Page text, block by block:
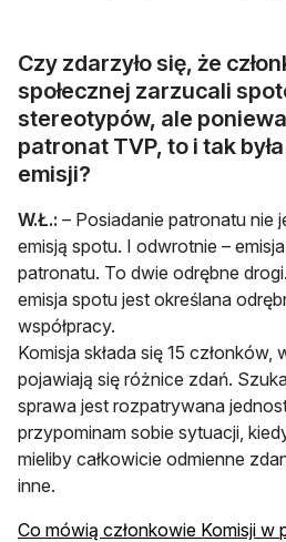
Czy zdarzyło się, że
społecznej zarzucali
stereotypów, ale
patronat TVP, to i tak
emisji?
W.Ł.: – Posiadanie patronatu nie
emisją spotu. I odwrotnie –
patronatu. To dwie odrębne
emisja spotu jest określana
współpracy.
Komisja składa się 15
pojawiają się różnice zdań.
sprawa jest rozpatrywana
przypominam sobie sytuacji,
mieliby całkowicie odmienne
inne.
Co mówią członkowie Komisji w